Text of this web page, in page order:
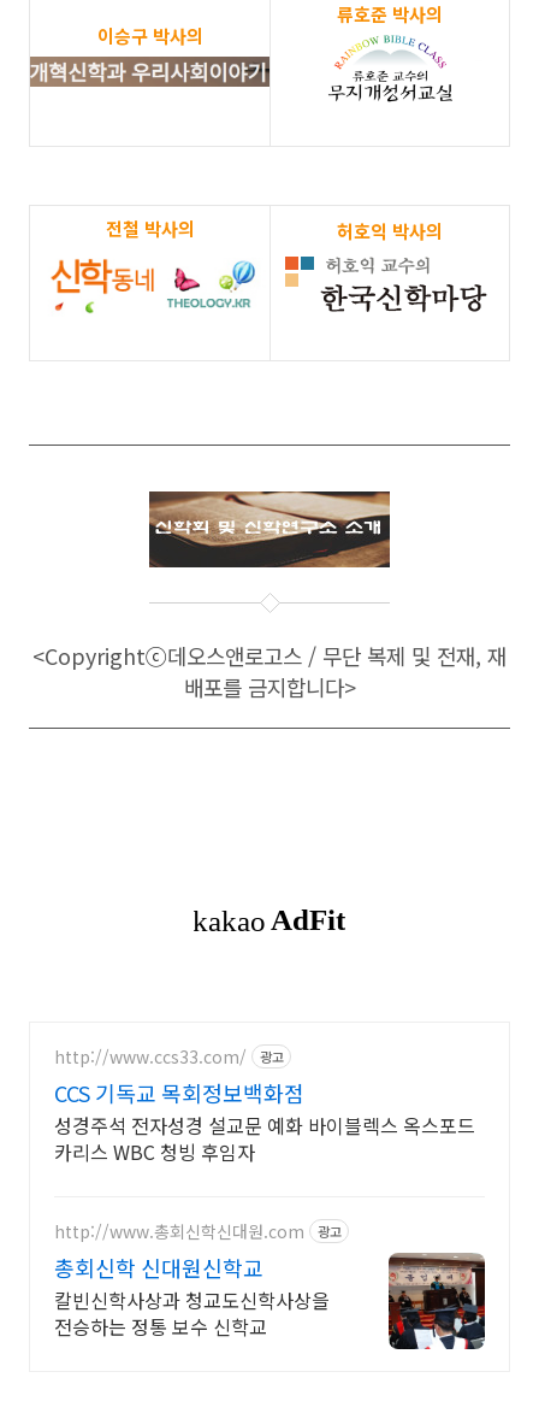
이승구 박사의
류호준 박사의
전철 박사의 허호익 박사의
<Copyrightⓒ데오스앤로고스 / 무단 복제 및 전재, 재
배포를 금지합니다>
http://www.ccs33.com/ 광고
CCS 기독교 목회정보백화점
성경주석 전자성경 설교문 예화 바이블렉스 옥스포드
카리스 WBC 청빙 후임자
http://www.총회신학신대원.com 광고
총회신학 신대원신학교
칼빈신학사상과 청교도신학사상을
전승하는 정통 보수 신학교